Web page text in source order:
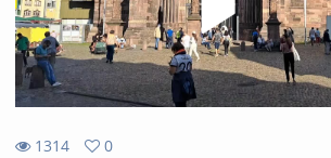
1314
0